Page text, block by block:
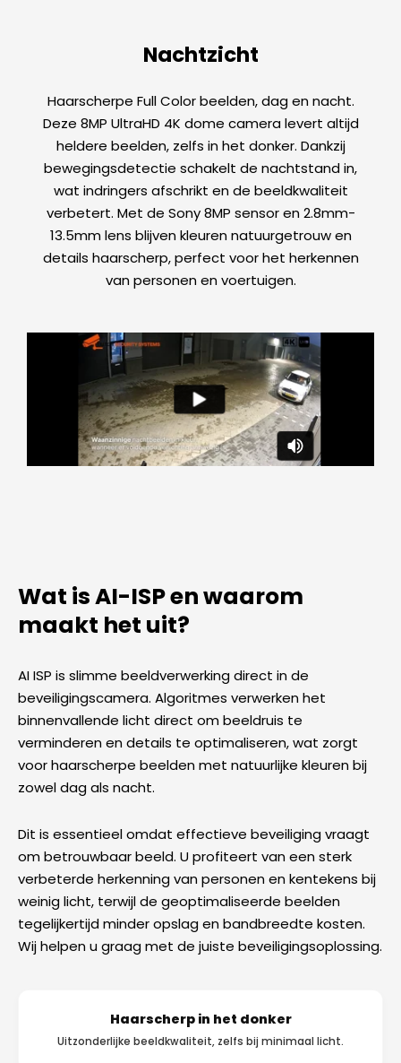
Nachtzicht
Haarscherpe Full Color beelden, dag en nacht.
Deze 8MP UltraHD 4K dome camera levert altijd
heldere beelden, zelfs in het donker. Dankzij
bewegingsdetectie schakelt de nachtstand in,
wat indringers afschrikt en de beeldkwaliteit
verbetert. Met de Sony 8MP sensor en 2.8mm-
13.5mm lens blijven kleuren natuurgetrouw en
details haarscherp, perfect voor het herkennen
van personen en voertuigen.
Wat is AI-ISP en waarom
maakt het uit?
AI ISP is slimme beeldverwerking direct in de
beveiligingscamera. Algoritmes verwerken het
binnenvallende licht direct om beeldruis te
verminderen en details te optimaliseren, wat zorgt
voor haarscherpe beelden met natuurlijke kleuren bij
zowel dag als nacht.
Dit is essentieel omdat effectieve beveiliging vraagt
om betrouwbaar beeld. U profiteert van een sterk
verbeterde herkenning van personen en kentekens bij
weinig licht, terwijl de geoptimaliseerde beelden
tegelijkertijd minder opslag en bandbreedte kosten.
Wij helpen u graag met de juiste beveiligingsoplossing.
Haarscherp in het donker
Uitzonderlijke beeldkwaliteit, zelfs bij minimaal licht.